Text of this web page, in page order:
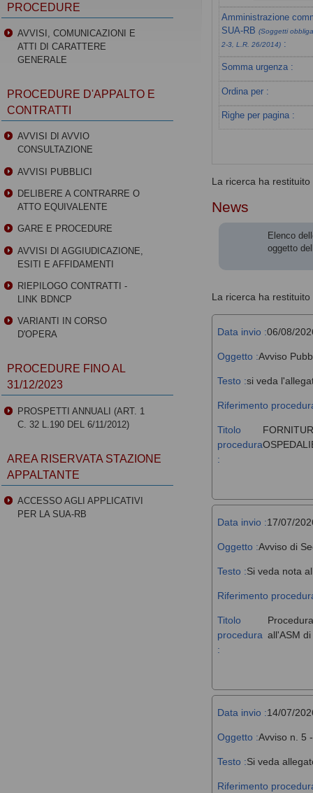
Amministrazione
SUA-RB(Soggetti
2-3, L.R. 26/2014) :
Somma urgenza :
Ordina per :
Righe per pagina :
La ricerca ha restituito
News
Elenco
oggetto
La ricerca ha
Data invio :06/08/
Oggetto :Avviso
Testo :si veda
Riferimento
Titolo
procedura
:
Data invio :17/07/
Oggetto :Avviso di
Testo :Si veda nota
Riferimento
Titolo
procedura
:
all'ASM
Data invio :14/07/
Oggetto :Avviso n. 5
Testo :Si veda
Riferimento
PROCEDURE
AVVISI, COMUNICAZIONI E
ATTI DI CARATTERE
GENERALE
PROCEDURE D'APPALTO E
CONTRATTI
AVVISI DI AVVIO
CONSULTAZIONE
AVVISI PUBBLICI
DELIBERE A CONTRARRE O
ATTO EQUIVALENTE
GARE E PROCEDURE
AVVISI DI AGGIUDICAZIONE,
ESITI E AFFIDAMENTI
RIEPILOGO CONTRATTI -
LINK BDNCP
VARIANTI IN CORSO
D'OPERA
PROCEDURE FINO AL
31/12/2023
PROSPETTI ANNUALI (ART. 1
C. 32 L.190 DEL 6/11/2012)
AREA RISERVATA STAZIONE
APPALTANTE
ACCESSO AGLI APPLICATIVI
PER LA SUA-RB